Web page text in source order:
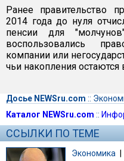
Ранее правительство
2014 года до нуля
пенсии для
воспользовались
компании или
чьи накопления
Досье NEWSru.com ::
Каталог NEWSru.com ::
ССЫЛКИ ПО ТЕМЕ
Экономика |